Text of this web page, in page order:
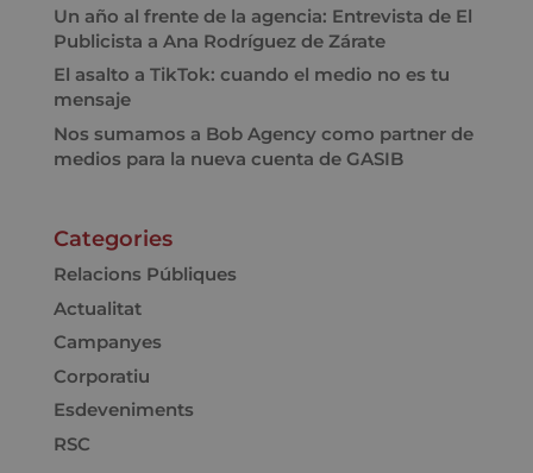
Un año al frente de la agencia: Entrevista de El
Publicista a Ana Rodríguez de Zárate
El asalto a TikTok: cuando el medio no es tu
mensaje
Nos sumamos a Bob Agency como partner de
medios para la nueva cuenta de GASIB
Categories
Relacions Públiques
Actualitat
Campanyes
Corporatiu
Esdeveniments
RSC